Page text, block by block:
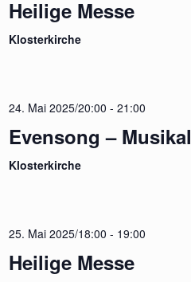
Heilige Messe
Klosterkirche
24. Mai 2025/20:00 -21:00
Evensong –
Klosterkirche
25. Mai 2025/18:00 - 19:00
Heilige Messe